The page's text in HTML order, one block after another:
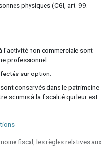
physiques (CGI, art. 99. -
l'activité non commerciale sont
professionnel.
sur option.
conservés dans le patrimoine
soumis à la fiscalité qui leur est
fiscal, les règles relatives aux